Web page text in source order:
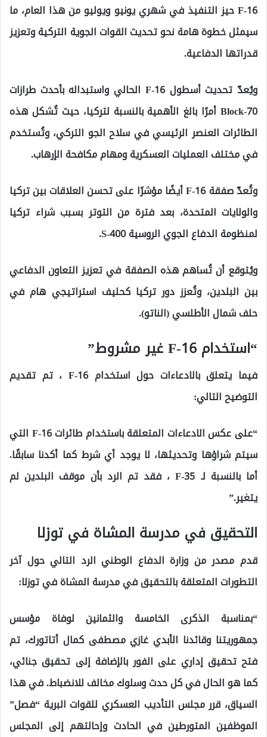
F-16 حيز التنفيذ في شهري يونيو ويوليو من هذا العام، ما
سيمثل خطوة هامة نحو تحديث القوات الجوية التركية وتعزيز
قدراتها الدفاعية.
ويُعدّ تحديث أسطول F-16 الحالي واستبداله بأحدث طرازات
Block-70 أمرًا بالغ الأهمية بالنسبة لتركيا، حيث تُشكل هذه
الطائرات العنصر الرئيسي في سلاح الجو التركي، وتُستخدم
في مختلف العمليات العسكرية ومهام مكافحة الإرهاب.
وتُعدّ صفقة F-16 أيضًا مؤشرًا على تحسن العلاقات بين تركيا
والولايات المتحدة، بعد فترة من التوتر بسبب شراء تركيا
لمنظومة الدفاع الجوي الروسية S-400.
ويُتوقع أن تُساهم هذه الصفقة في تعزيز التعاون الدفاعي
بين البلدين، وتُعزز دور تركيا كحليف استراتيجي هام في
حلف شمال الأطلسي (الناتو).
“استخدام F-16 غير مشروط”
فيما يتعلق بالادعاءات حول استخدام F-16 ، تم تقديم
التوضيح التالي:
“على عكس الادعاءات المتعلقة باستخدام طائرات F-16 التي
سيتم شراؤها وتحديثها، لا يوجد أي شرط كما أكدنا سابقًا.
أما بالنسبة لـ F-35 ، فقد تم الرد بأن موقف البلدين لم
يتغير.”
التحقيق في مدرسة المشاة في توزلا
قدم مصدر من وزارة الدفاع الوطني الرد التالي حول آخر
التطورات المتعلقة بالتحقيق في مدرسة المشاة في توزلا:
“بمناسبة الذكرى الخامسة والثمانين لوفاة مؤسس
جمهوريتنا وقائدنا الأبدي غازي مصطفى كمال أتاتورك، تم
فتح تحقيق إداري على الفور بالإضافة إلى تحقيق جنائي،
كما هو الحال في كل حدث وسلوك مخالف للانضباط. في هذا
السياق، قرر مجلس التأديب العسكري للقوات البرية “فصل”
الموظفين المتورطين في الحادث وإحالتهم إلى المجلس